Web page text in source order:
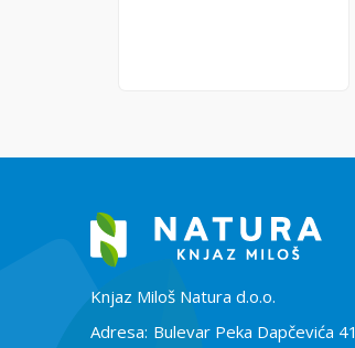
Knjaz Miloš Natura d.o.o.
Adresa: Bulevar Peka Dapčevića 41